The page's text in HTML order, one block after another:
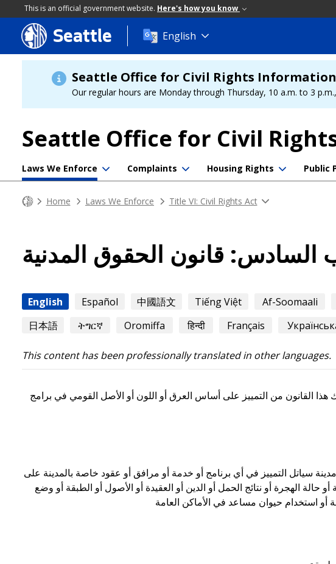
This is an official government website. Here's how you know
Skip
to
main
content
Seattle English
Seattle Office for Civil Rights Information
Our regular hours are Monday through Thursday, 10 a.m. to 3
Seattle Office for Civil
Laws We Enforce Complaints Housing Rights Public
Home Laws We Enforce Title VI: Civil Rights Act
السادس: قانون الحقوق المدنية
English Español 中國語文 Tiếng Việt Af-Soomaali
日本語
ትግርኛ Oromiffa हिन्दी Français
This content has been professionally translated in other languages.
هذا القانون من التمييز على أساس العرق أو اللون أو الأصل القومي في برامج
سياتل التمييز في أي برنامج أو خدمة أو مرافق أو عقود خاصة بالمدينة على
حالة الهجرة أو نتائج الحمل أو الدين أو العقيدة أو الأصول أو الطبقة أو وضع